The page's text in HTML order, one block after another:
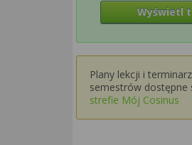
Wyświetl
Plany lekcji i
semestrów dostępne
strefie Mój Cosinus